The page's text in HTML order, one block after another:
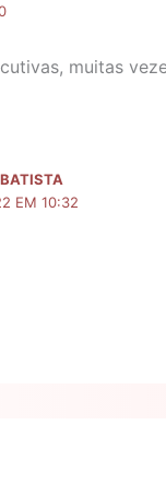
muitas
EM 10:32